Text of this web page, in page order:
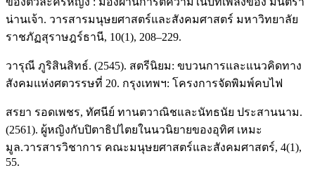
น่านเจ้า. วารสารมนุษยศาสตร์และสังคมศาสตร์ มหาวิทยาลัย
ราชภัฏสุราษฎร์ธานี, 10(1), 208–229.
วารุณี ภูริสินสิทธ์. (2545). สตรีนิยม: ขบวนการและแนวคิดทาง
สังคมแห่งศตวรรษที่ 20. กรุงเทพฯ: โครงการจัดพิมพ์คบไฟ
สรยา รอดเพชร, ทัศนีย์ ทานตวาณิชและนัทธนัย ประสานนาม.
(2561). ผู้หญิงกับปิตาธิปไตยในนวนิยายของอุทิศ เหมะ
มูล.วารสารวิชาการ คณะมนุษยศาสตร์และสังคมศาสตร์, 4(1),
55.